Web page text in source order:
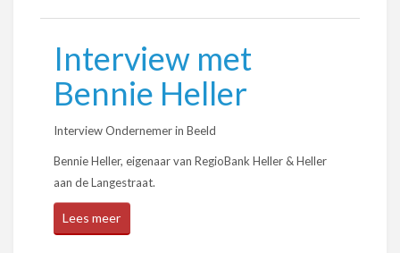
Interview met
Bennie Heller
Interview Ondernemer in Beeld
Bennie Heller, eigenaar van RegioBank Heller & Heller
aan de Langestraat.
Lees meer